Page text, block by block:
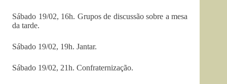
Sábado 19/02, 16h. Grupos de discussão sobre a mesa
da tarde.
Sábado 19/02, 19h. Jantar.
Sábado 19/02, 21h. Confraternização.